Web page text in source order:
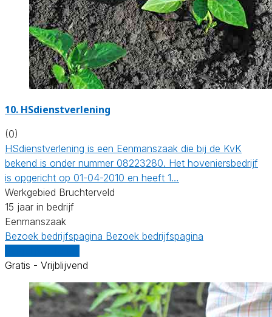
10. HSdienstverlening
(0)
HSdienstverlening is een Eenmanszaak die bij de KvK
bekend is onder nummer 08223280. Het hoveniersbedrijf
is opgericht op 01-04-2010 en heeft 1…
Werkgebied Bruchterveld
15 jaar in bedrijf
Eenmanszaak
Bezoek bedrijfspagina Bezoek bedrijfspagina
Gratis - Vrijblijvend